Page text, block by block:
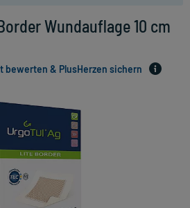
Wundauflage 10 cm
bewerten & PlusHerzen sichern